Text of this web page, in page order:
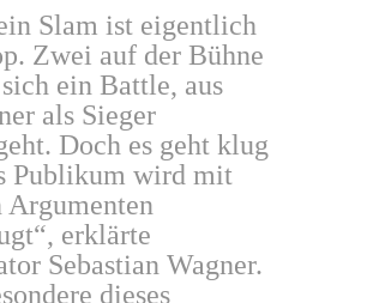
Slam ist eigentlich
Zwei auf der Bühne
ein Battle, aus
als Sieger
Doch es geht klug
Publikum wird mit
Argumenten
erklärte
Sebastian Wagner.
dieses